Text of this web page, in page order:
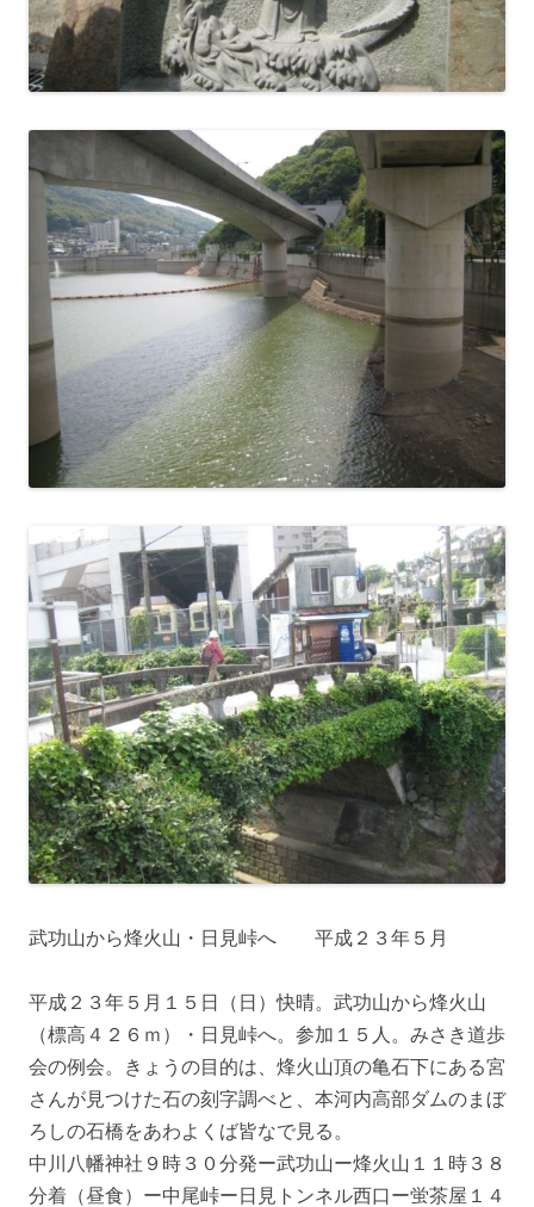
武功山から烽火山・日見峠へ 平成２３年５月
平成２３年５月１５日（日）快晴。武功山から烽火山
（標高４２６ｍ）・日見峠へ。参加１５人。みさき道歩
会の例会。きょうの目的は、烽火山頂の亀石下にある宮
さんが見つけた石の刻字調べと、本河内高部ダムのまぼ
ろしの石橋をあわよくば皆なで見る。
中川八幡神社９時３０分発ー武功山ー烽火山１１時３８
分着（昼食）ー中尾峠ー日見トンネル西口ー蛍茶屋１４